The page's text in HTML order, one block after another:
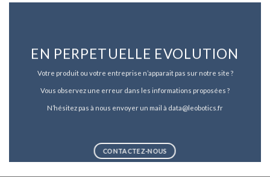
EN PERPETUELLE EVOLUTION
Votre produit ou votre entreprise n’apparait pas sur notre site ?
Vous observez une erreur dans les informations proposées ?
N’hésitez pas à nous envoyer un mail à data@leobotics.fr
CONTACTEZ-NOUS